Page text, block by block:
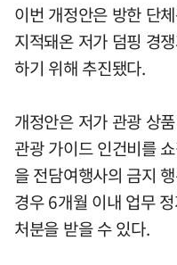
이번 개정안은 방한 단
지적돼온 저가 덤핑 경
하기 위해 추진됐다.
개정안은 저가 관광 상
관광 가이드 인건비를
을 전담여행사의 금지
경우 6개월 이내 업무
처분을 받을 수 있다.